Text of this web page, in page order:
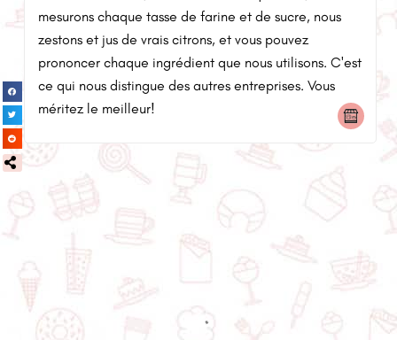
mesurons chaque tasse de farine et de sucre, nous
zestons et jus de vrais citrons, et vous pouvez
prononcer chaque ingrédient que nous utilisons. C'est
ce qui nous distingue des autres entreprises. Vous
méritez le meilleur!